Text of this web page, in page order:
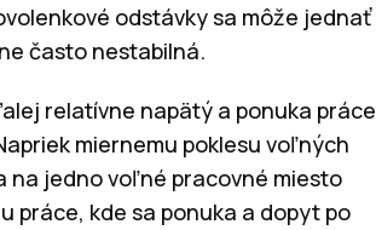
odstávky sa môže jednať
často nestabilná.
relatívne napätý a ponuka práce
miernemu poklesu voľných
na jedno voľné pracovné miesto
práce, kde sa ponuka a dopyt po